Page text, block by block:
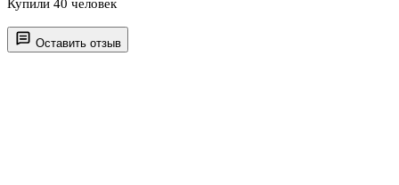
Оставить отзыв
Купили 40 человек